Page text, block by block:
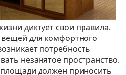
для комфортного
потребность
незанятое пространство.
должен приносить